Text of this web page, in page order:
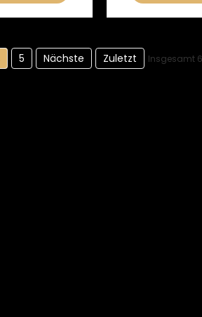
5 Nächste Zuletzt Insgesamt 6